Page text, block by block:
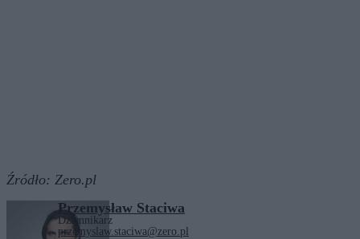
Źródło: Zero.pl
Przemysław Staciwa
Dziennikarz
przemyslaw.staciwa@zero.pl